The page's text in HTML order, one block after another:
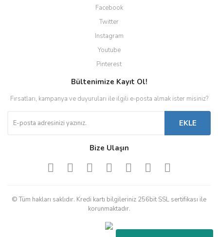
Facebook
Twitter
Instagram
Youtube
Pinterest
Bültenimize Kayıt Ol!
Fırsatları, kampanya ve duyuruları ile ilgili e-posta almak ister misiniz?
EKLE
Bize Ulaşın
© Tüm hakları saklıdır. Kredi kartı bilgileriniz 256bit SSL sertifikası ile
korunmaktadır.